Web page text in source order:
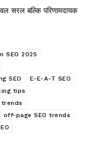
सरल बल्कि परिणामदायक
SEO 2025
SEO
E-E-A-T SEO
tips
off-page SEO trends